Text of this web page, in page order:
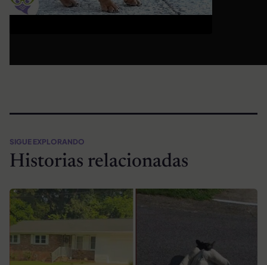
SIGUE EXPLORANDO
Historias relacionadas